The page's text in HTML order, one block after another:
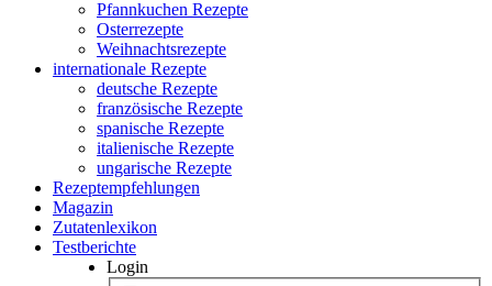
Pfannkuchen Rezepte
Osterrezepte
Weihnachtsrezepte
internationale Rezepte
deutsche Rezepte
französische Rezepte
spanische Rezepte
italienische Rezepte
ungarische Rezepte
Rezeptempfehlungen
Magazin
Zutatenlexikon
Testberichte
Login